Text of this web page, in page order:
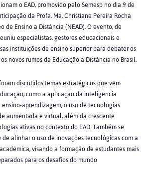
o EAD, promovido pelo Semesp no dia 9 de
da Profa. Ma. Christiane Pereira Rocha
de Ensino a Distância (NEAD). O evento, de
especialistas, gestores educacionais e
instituições de ensino superior para debater os
novos rumos da Educação a Distância no Brasil.
discutidos temas estratégicos que vêm
como a aplicação da inteligência
aprendizagem, o uso de tecnologias
aumentada e virtual, além da crescente
ativas no contexto do EAD. Também se
alinhar o uso de inovações tecnológicas com a
visando a formação de estudantes mais
para os desafios do mundo